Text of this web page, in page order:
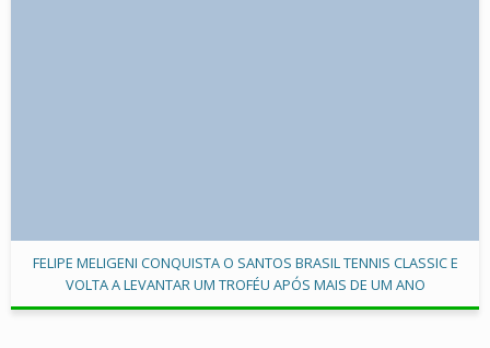
FELIPE MELIGENI CONQUISTA O SANTOS BRASIL TENNIS CLASSIC E
VOLTA A LEVANTAR UM TROFÉU APÓS MAIS DE UM ANO